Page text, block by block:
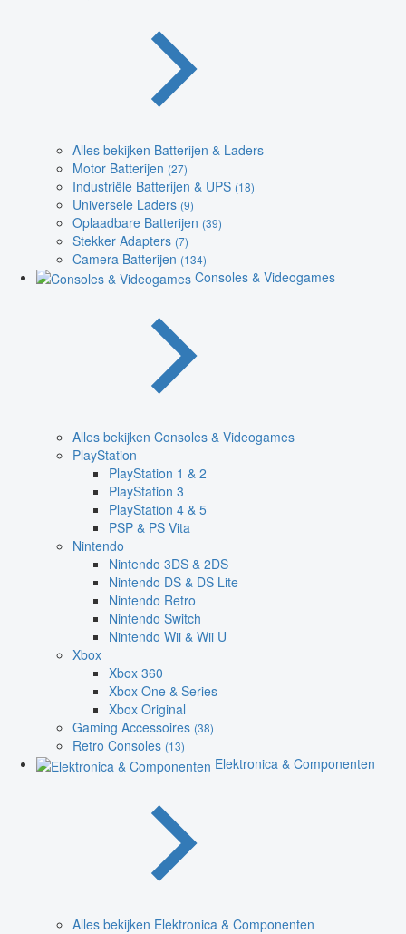
Alles bekijken Batterijen & Laders
Motor Batterijen (27)
Industriële Batterijen & UPS (18)
Universele Laders (9)
Oplaadbare Batterijen (39)
Stekker Adapters (7)
Camera Batterijen (134)
Consoles & Videogames
Alles bekijken Consoles & Videogames
PlayStation
PlayStation 1 & 2
PlayStation 3
PlayStation 4 & 5
PSP & PS Vita
Nintendo
Nintendo 3DS & 2DS
Nintendo DS & DS Lite
Nintendo Retro
Nintendo Switch
Nintendo Wii & Wii U
Xbox
Xbox 360
Xbox One & Series
Xbox Original
Gaming Accessoires (38)
Retro Consoles (13)
Elektronica & Componenten
Alles bekijken Elektronica & Componenten